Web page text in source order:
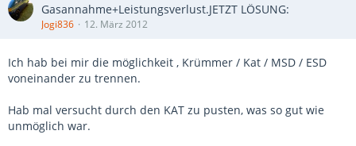
Gasannahme+Leistungsverlust.JETZT LÖSUNG:
Jogi836 12. März 2012
Ich hab bei mir die möglichkeit , Krümmer / Kat / MSD / ESD
voneinander zu trennen.
Hab mal versucht durch den KAT zu pusten, was so gut wie
unmöglich war.